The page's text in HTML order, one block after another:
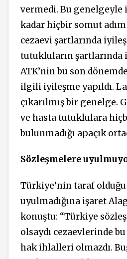
vermedi. Bu
kadar hiçbir somut adım
cezaevi şartlarında
tutukluların şartlarında
ATK’nin bu son
ilgili iyileşme yapıldı.
çıkarılmış bir genelge.
ve hasta tutuklulara
bulunmadığı apaçık
Sözleşmelere
Türkiye’nin taraf
uyulmadığına işaret
konuştu: “Türkiye
olsaydı cezaevlerinde
hak ihlalleri olmazdı.